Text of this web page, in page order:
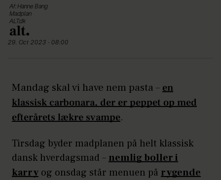
Af: Hanne Bang
Madplan
ALT.dk
29. Oct 2023 - 08:00
Mandag skal vi have nem pasta – en
klassisk carbonara, der er peppet op med
efterårets lækre svampe.
Tirsdag byder madplanen på helt klassisk
dansk hverdagsmad – nemlig boller i
karry og onsdag står menuen på rygende